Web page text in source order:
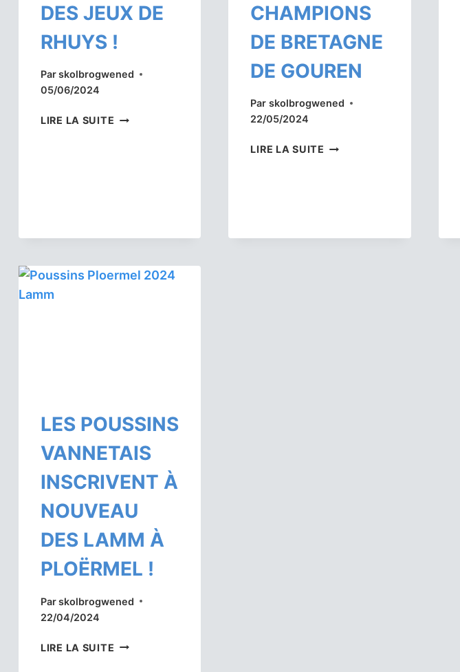
DES JEUX DE
RHUYS !
Parskolbrogwened
05/06/2024
LIRE LA SUITE DU
CHAMPIONS
DE BRETAGNE
DE GOUREN
Par skolbrogwened
22/05/2024
LIRE LA SUITE TROIS
DE
LES POUSSINS
VANNETAIS
INSCRIVENT À
NOUVEAU
DES LAMM À
PLOËRMEL !
Parskolbrogwened
22/04/2024
LIRE LA SUITE LES